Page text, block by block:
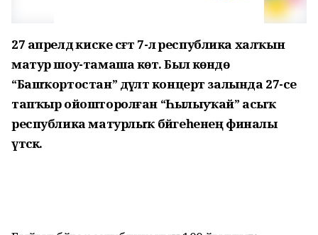
27 апрелдә киске сәғәт 7-лә республика халҡын
матур шоу-тамаша көтә. Был көндө
“Башҡортостан” дәүләт концерт залында 27-се
тапҡыр ойошторолған “Һылыуҡай” асыҡ
республика матурлыҡ бәйгеһенең финалы
үтәсәк.